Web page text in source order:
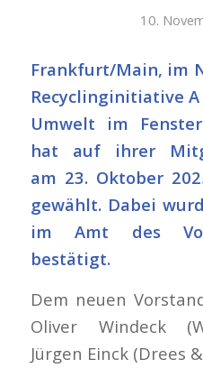
10.
Frankfurt/Main, im
Recyclinginitiative
Umwelt im
hat auf ihrer
am 23. Oktober
gewählt. Dabei
im Amt des
bestätigt.
Dem neuen
Oliver Windeck
Jürgen Einck (Drees